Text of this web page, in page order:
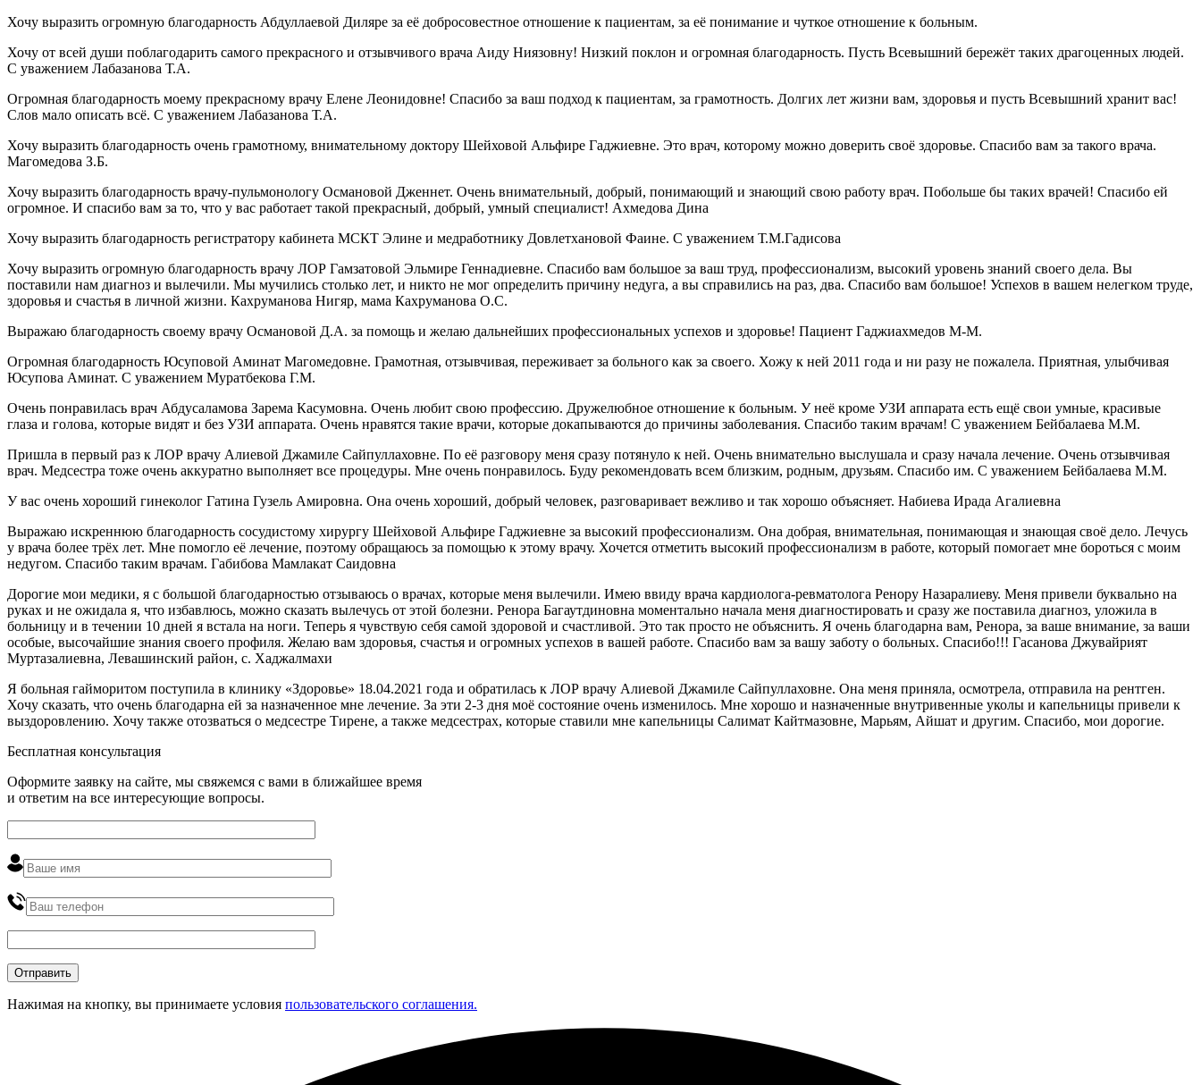
Хочу выразить огромную благодарность Абдуллаевой Диляре за её добросовестное отношение к пациентам, за её понимание и чуткое отношение к больным.
Хочу от всей души поблагодарить самого прекрасного и отзывчивого врача Аиду Ниязовну! Низкий поклон и огромная благодарность. Пусть Всевышний бережёт таких драгоценных людей.
С уважением Лабазанова Т.А.
Огромная благодарность моему прекрасному врачу Елене Леонидовне! Спасибо за ваш подход к пациентам, за грамотность. Долгих лет жизни вам, здоровья и пусть Всевышний хранит вас!
Слов мало описать всё. С уважением Лабазанова Т.А.
Хочу выразить благодарность очень грамотному, внимательному доктору Шейховой Альфире Гаджиевне. Это врач, которому можно доверить своё здоровье. Спасибо вам за такого врача.
Магомедова З.Б.
Хочу выразить благодарность врачу-пульмонологу Османовой Дженнет. Очень внимательный, добрый, понимающий и знающий свою работу врач. Побольше бы таких врачей! Спасибо ей
огромное. И спасибо вам за то, что у вас работает такой прекрасный, добрый, умный специалист! Ахмедова Дина
Хочу выразить благодарность регистратору кабинета МСКТ Элине и медработнику Довлетхановой Фаине. С уважением Т.М.Гадисова
Хочу выразить огромную благодарность врачу ЛОР Гамзатовой Эльмире Геннадиевне. Спасибо вам большое за ваш труд, профессионализм, высокий уровень знаний своего дела. Вы
поставили нам диагноз и вылечили. Мы мучились столько лет, и никто не мог определить причину недуга, а вы справились на раз, два. Спасибо вам большое! Успехов в вашем нелегком труде,
здоровья и счастья в личной жизни. Кахруманова Нигяр, мама Кахруманова О.С.
Выражаю благодарность своему врачу Османовой Д.А. за помощь и желаю дальнейших профессиональных успехов и здоровье! Пациент Гаджиахмедов М-М.
Огромная благодарность Юсуповой Аминат Магомедовне. Грамотная, отзывчивая, переживает за больного как за своего. Хожу к ней 2011 года и ни разу не пожалела. Приятная, улыбчивая
Юсупова Аминат. С уважением Муратбекова Г.М.
Очень понравилась врач Абдусаламова Зарема Касумовна. Очень любит свою профессию. Дружелюбное отношение к больным. У неё кроме УЗИ аппарата есть ещё свои умные, красивые
глаза и голова, которые видят и без УЗИ аппарата. Очень нравятся такие врачи, которые докапываются до причины заболевания. Спасибо таким врачам! С уважением Бейбалаева М.М.
Пришла в первый раз к ЛОР врачу Алиевой Джамиле Сайпуллаховне. По её разговору меня сразу потянуло к ней. Очень внимательно выслушала и сразу начала лечение. Очень отзывчивая
врач. Медсестра тоже очень аккуратно выполняет все процедуры. Мне очень понравилось. Буду рекомендовать всем близким, родным, друзьям. Спасибо им. С уважением Бейбалаева М.М.
У вас очень хороший гинеколог Гатина Гузель Амировна. Она очень хороший, добрый человек, разговаривает вежливо и так хорошо объясняет. Набиева Ирада Агалиевна
Выражаю искреннюю благодарность сосудистому хирургу Шейховой Альфире Гаджиевне за высокий профессионализм. Она добрая, внимательная, понимающая и знающая своё дело. Лечусь
у врача более трёх лет. Мне помогло её лечение, поэтому обращаюсь за помощью к этому врачу. Хочется отметить высокий профессионализм в работе, который помогает мне бороться с моим
недугом. Спасибо таким врачам. Габибова Мамлакат Саидовна
Дорогие мои медики, я с большой благодарностью отзываюсь о врачах, которые меня вылечили. Имею ввиду врача кардиолога-ревматолога Ренору Назаралиеву. Меня привели буквально на
руках и не ожидала я, что избавлюсь, можно сказать вылечусь от этой болезни. Ренора Багаутдиновна моментально начала меня диагностировать и сразу же поставила диагноз, уложила в
больницу и в течении 10 дней я встала на ноги. Теперь я чувствую себя самой здоровой и счастливой. Это так просто не объяснить. Я очень благодарна вам, Ренора, за ваше внимание, за ваши
особые, высочайшие знания своего профиля. Желаю вам здоровья, счастья и огромных успехов в вашей работе. Спасибо вам за вашу заботу о больных. Спасибо!!! Гасанова Джувайрият
Муртазалиевна, Левашинский район, с. Хаджалмахи
Я больная гайморитом поступила в клинику «Здоровье» 18.04.2021 года и обратилась к ЛОР врачу Алиевой Джамиле Сайпуллаховне. Она меня приняла, осмотрела, отправила на рентген.
Хочу сказать, что очень благодарна ей за назначенное мне лечение. За эти 2-3 дня моё состояние очень изменилось. Мне хорошо и назначенные внутривенные уколы и капельницы привели к
выздоровлению. Хочу также отозваться о медсестре Тирене, а также медсестрах, которые ставили мне капельницы Салимат Кайтмазовне, Марьям, Айшат и другим. Спасибо, мои дорогие.
Бесплатная консультация
Оформите заявку на сайте, мы свяжемся с вами в ближайшее время
и ответим на все интересующие вопросы.
Нажимая на кнопку, вы принимаете условия пользовательского соглашения.